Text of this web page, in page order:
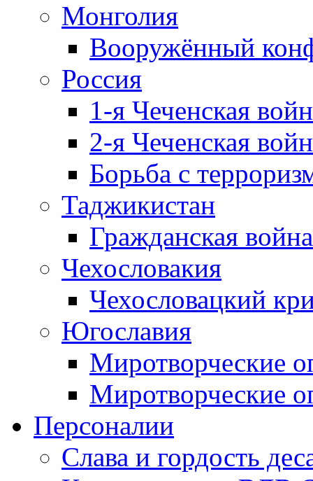
Монголия
Вооружённый
Россия
1-я Чеченская
2-я Чеченская
Борьба с
Таджикистан
Гражданская
Чехословакия
Чехословацкий
Югославия
Миротворческие
Миротворческие
Персоналии
Слава и гордость